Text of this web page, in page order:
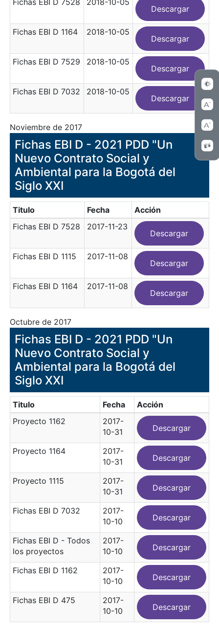
Descargar
Fichas EBI D 1164 2018-10-05
Descargar
Fichas EBI D 7529 2018-10-05
Descargar
Fichas EBI D 7032 2018-10-05
Descargar
Noviembre de 2017
Fichas EBI D - 2021 PDD "Un
Nuevo Contrato Social y
Ambiental para la Bogotá del
Siglo XXI
Titulo Fecha
Acción
Fichas EBI D 7528
2017-11-23
Descargar
Fichas EBI D 1115 2017-11-08
Descargar
Fichas EBI D 1164 2017-11-08
Descargar
Octubre de 2017
Fichas EBI D - 2021 PDD "Un
Nuevo Contrato Social y
Ambiental para la Bogotá del
Siglo XXI
Titulo Fecha
Acción
Proyecto 1162
2017-
10-31
Descargar
Proyecto 1164
2017-
10-31
Descargar
Proyecto 1115
2017-
10-31
Descargar
Fichas EBI D 7032
2017-
10-10
Descargar
Fichas EBI D - Todos
los proyectos
2017-
10-10
Descargar
Fichas EBI D 1162
2017-
10-10
Descargar
Fichas EBI D 475
2017-
10-10
Descargar